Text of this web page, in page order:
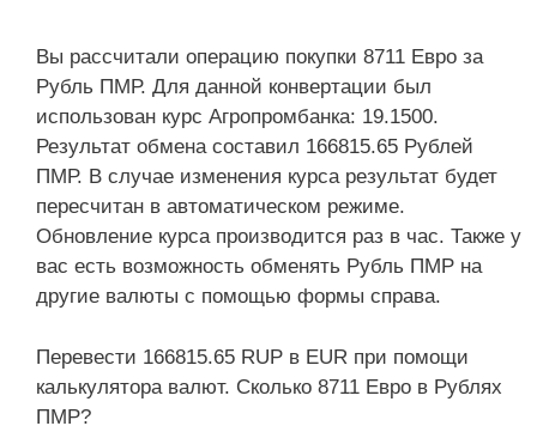
Вы рассчитали операцию покупки 8711 Евро за
Рубль ПМР. Для данной конвертации был
использован курс Агропромбанка: 19.1500.
Результат обмена составил 166815.65 Рублей
ПМР. В случае изменения курса результат будет
пересчитан в автоматическом режиме.
Обновление курса производится раз в час. Также у
вас есть возможность обменять Рубль ПМР на
другие валюты с помощью формы справа.
Перевести 166815.65 RUP в EUR при помощи
калькулятора валют. Сколько 8711 Евро в Рублях
ПМР?